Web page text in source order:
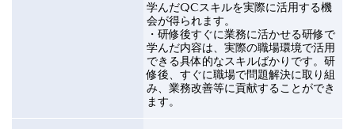
学んだQCスキルを実際に活用する機
会が得られます。
・研修後すぐに業務に活かせる研修で
学んだ内容は、実際の職場環境で活用
できる具体的なスキルばかりです。研
修後、すぐに職場で問題解決に取り組
み、業務改善等に貢献することができ
ます。